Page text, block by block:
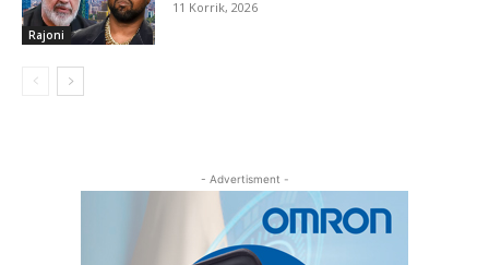
Rajoni
11 Korrik, 2026
- Advertisment -